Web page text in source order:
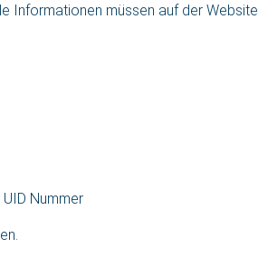
Informationen müssen auf der Website
Nummer